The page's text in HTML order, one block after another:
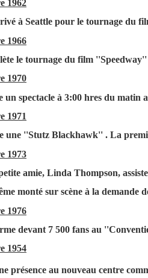
1962
à Seattle pour le tournage du
1966
le tournage du film
1970
un spectacle à 3:00 hres du
1971
une ''Stutz Blackhawk'' . La
1973
amie, Linda Thompson,
monté sur scène à la demande
1976
devant 7 500 fans au
1954
présence au nouveau centre